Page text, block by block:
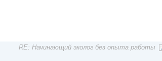
RE: Начинающий эколог без опыта работы